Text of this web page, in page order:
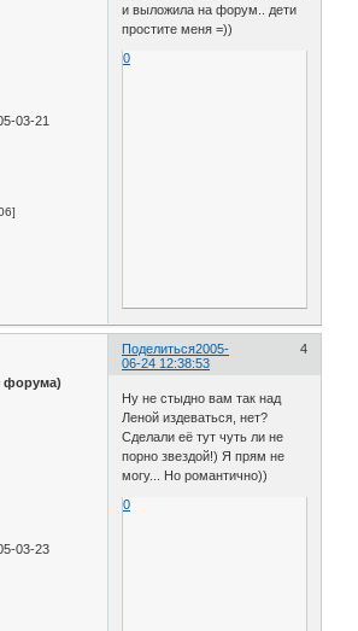
03-21
и выложила на форум.. дети
простите меня =))
0
Поделиться 4
2005-
06-24 12:38:53
форума)
03-23
Ну не стыдно вам так над
Леной издеваться, нет?
Сделали её тут чуть ли не
порно звездой!) Я прям не
могу... Но романтично))
0